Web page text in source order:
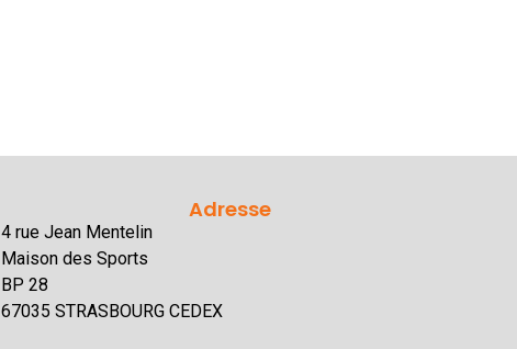
Adresse
4 rue Jean Mentelin
Maison des Sports
BP 28
67035 STRASBOURG CEDEX